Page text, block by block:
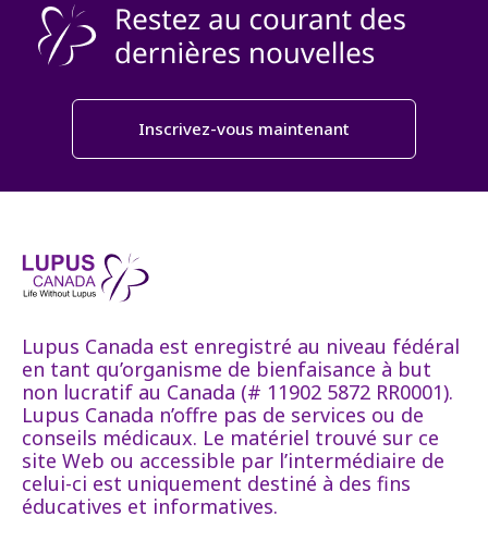
Inscrivez-vous maintenant
Lupus Canada est enregistré au niveau fédéral
en tant qu’organisme de bienfaisance à but
non lucratif au Canada (# 11902 5872 RR0001).
Lupus Canada n’offre pas de services ou de
conseils médicaux. Le matériel trouvé sur ce
site Web ou accessible par l’intermédiaire de
celui-ci est uniquement destiné à des fins
éducatives et informatives.